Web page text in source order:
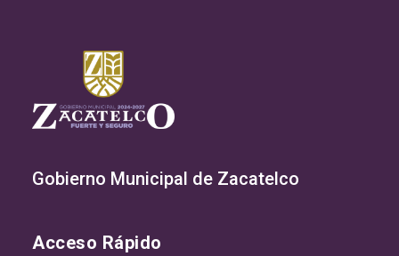
Gobierno Municipal de Zacatelco
Acceso Rápido